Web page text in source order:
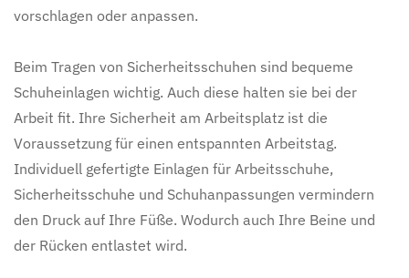
vorschlagen oder anpassen.
Beim Tragen von Sicherheitsschuhen sind bequeme
Schuheinlagen wichtig. Auch diese halten sie bei der
Arbeit fit. Ihre Sicherheit am Arbeitsplatz ist die
Voraussetzung für einen entspannten Arbeitstag.
Individuell gefertigte Einlagen für Arbeitsschuhe,
Sicherheitsschuhe und Schuhanpassungen vermindern
den Druck auf Ihre Füße. Wodurch auch Ihre Beine und
der Rücken entlastet wird.